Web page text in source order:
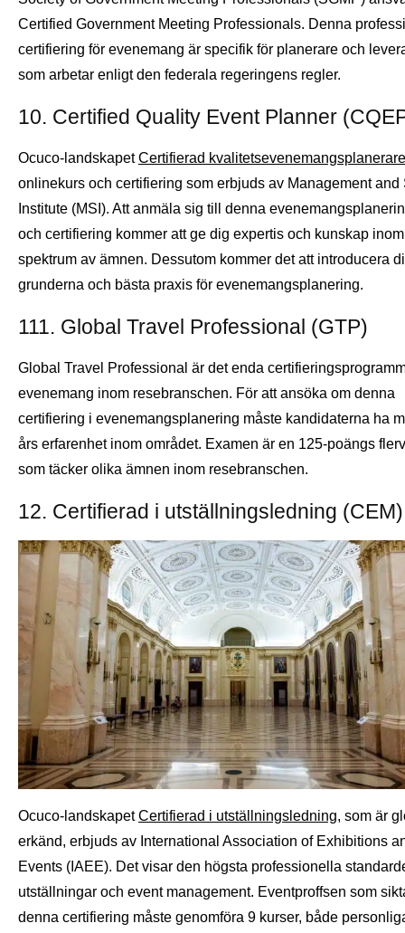
Certified Government Meeting Professionals. Denna
certifiering för evenemang är specifik för planerare och
som arbetar enligt den federala regeringens regler.
10. Certified Quality Event Planner
Ocuco-landskapetCertifierad kvalitetsevenemangsplanerare
onlinekurs och certifiering som erbjuds av Management and
Institute (MSI). Att anmäla sig till denna
och certifiering kommer att ge dig expertis och kunskap
spektrum av ämnen. Dessutom kommer det att introducera
grunderna och bästa praxis för evenemangsplanering.
111. Global Travel Professional (GTP)
Global Travel Professional är det enda
evenemang inom resebranschen. För att ansöka om denna
certifiering i evenemangsplanering måste kandidaterna ha
års erfarenhet inom området. Examen är en 125-poängs
som täcker olika ämnen inom resebranschen.
12. Certifierad i utställningsledning (CEM)
Ocuco-landskapetCertifierad i utställningsledning, som är
erkänd, erbjuds av International Association of Exhibitions
Events (IAEE). Det visar den högsta professionella
utställningar och event management. Eventproffsen som
denna certifiering måste genomföra 9 kurser, både